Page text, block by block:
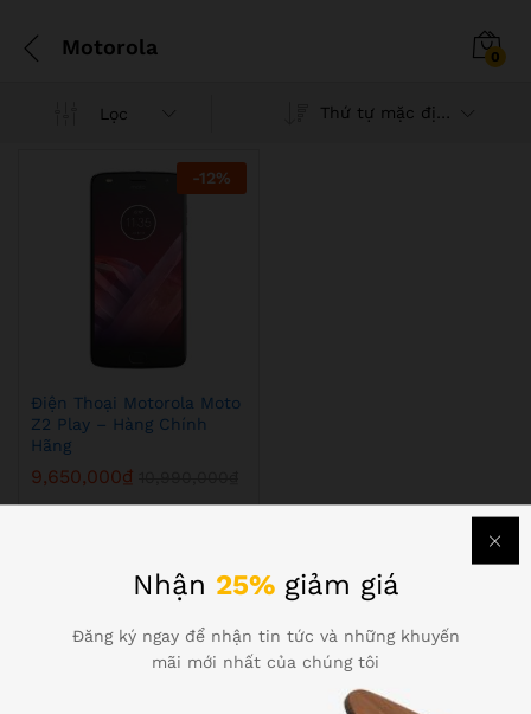
Motorola 0
Lọc
-12%
Điện Thoại Motorola Moto
Z2 Play – Hàng Chính
Hãng
9,650,000₫
Nhận 25% giảm giá
Đăng ký ngay để nhận tin tức và những khuyến
mãi mới nhất của chúng tôi